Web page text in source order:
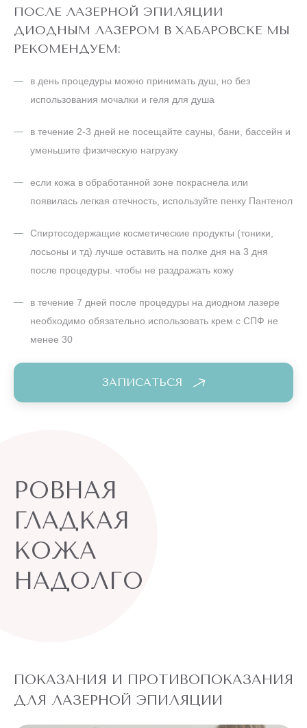
ПОСЛЕ ЛАЗЕРНОЙ ЭПИЛЯЦИИ
ДИОДНЫМ ЛАЗЕРОМ В ХАБАРОВСКЕ МЫ
РЕКОМЕНДУЕМ:
в день процедуры можно принимать душ, но без
использования мочалки и геля для душа
в течение 2-3 дней не посещайте сауны, бани, бассейн и
уменьшите физическую нагрузку
если кожа в обработанной зоне покраснела или
появилась легкая отечность, используйте пенку Пантенол
Спиртосодержащие косметические продукты (тоники,
лосьоны и тд) лучше оставить на полке дня на 3 дня
после процедуры. чтобы не раздражать кожу
в течение 7 дней после процедуры на диодном лазере
необходимо обязательно использовать крем с СПФ не
менее 30
ЗАПИСАТЬСЯ
РОВНАЯ
ГЛАДКАЯ
КОЖА
НАДОЛГО
ПОКАЗАНИЯ И ПРОТИВОПОКАЗАНИЯ
ДЛЯ ЛАЗЕРНОЙ ЭПИЛЯЦИИ